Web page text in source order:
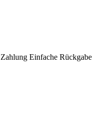
Einfache Rückgabe